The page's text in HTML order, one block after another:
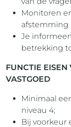
Monitoren
afstemming
Je
betrekking
FUNCTIE
VASTGOED
Minimaal
niveau 4;
Bij voorkeur